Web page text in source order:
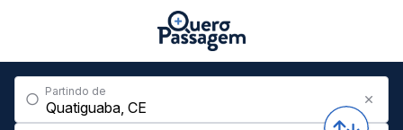
Partindo de